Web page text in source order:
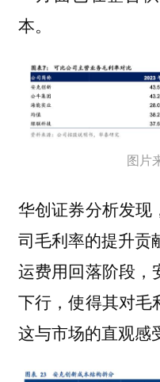
本。
图片
华创证券分析发现
司毛利率的提升贡
运费用回落阶段，
下行，使得其对毛
这与市场的直观感